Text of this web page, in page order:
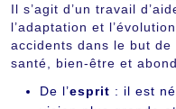
Il s’agit d’un travail
l’adaptation et
accidents dans le but
santé, bien-être et
De l’esprit : il est